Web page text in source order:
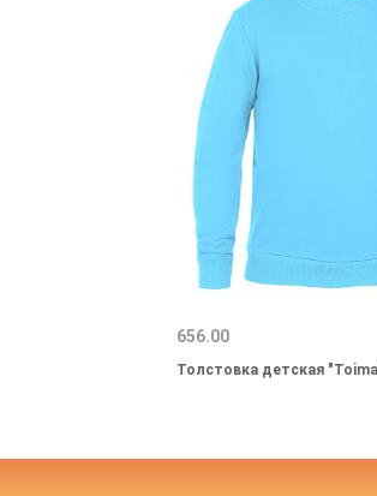
656.00
Толстовка детская